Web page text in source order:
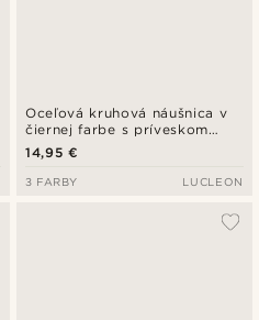
Oceľová kruhová náušnica v
čiernej farbe s príveskom
Ankh
14,95 €
3 FARBY LUCLEON